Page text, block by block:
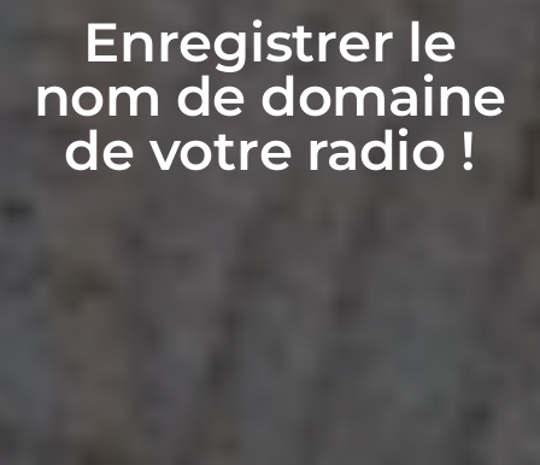
Enregistrer le
nom de domaine
de votre radio !